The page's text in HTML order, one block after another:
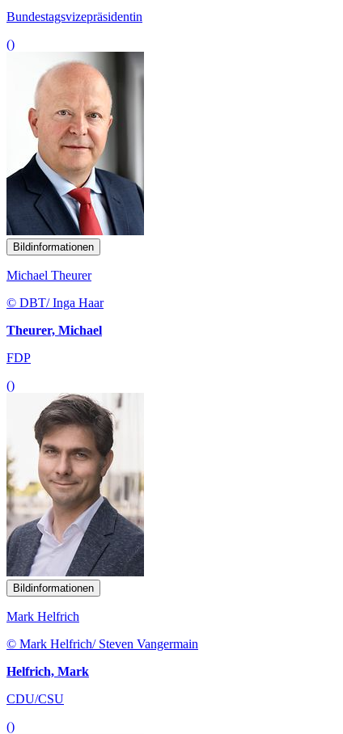
Bundestagsvizepräsidentin
()
Bildinformationen
Michael Theurer
© DBT/ Inga Haar
Theurer, Michael
FDP
()
Bildinformationen
Mark Helfrich
© Mark Helfrich/ Steven Vangermain
Helfrich, Mark
CDU/CSU
()